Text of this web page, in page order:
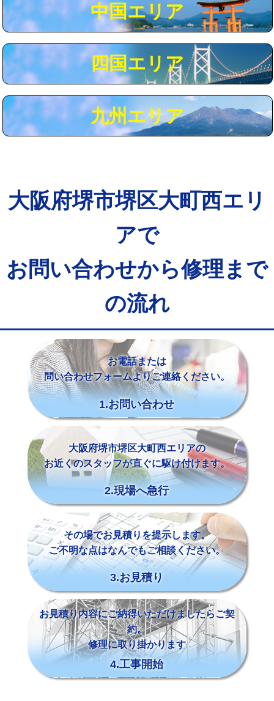
追加人工 16,500円
※給水管工事は20mmまでの価格です。
中国エリア
四国エリア
九州エリア
大阪府堺市堺区大町西エリ
アで
お問い合わせから修理まで
の流れ
お電話または
問い合わせフォームよりご連絡ください。
1.お問い合わせ
大阪府堺市堺区大町西エリアの
お近くのスタッフが直ぐに駆け付けます。
2.現場へ急行
その場でお見積りを提示します。
ご不明な点はなんでもご相談ください。
3.お見積り
お見積り内容にご納得いただけましたらご契
約。
修理に取り掛かります
4.工事開始